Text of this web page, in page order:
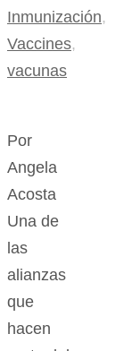
Inmunización,
Vaccines,
vacunas
Por
Angela
Acosta
Una de
las
alianzas
que
hacen